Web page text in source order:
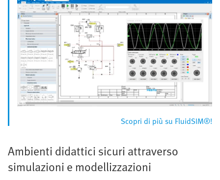
Scopri di più su FluidSIM®!
Ambienti didattici sicuri attraverso
simulazioni e modellizzazioni